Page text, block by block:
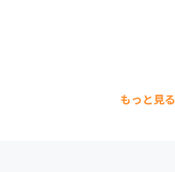
もっと見る